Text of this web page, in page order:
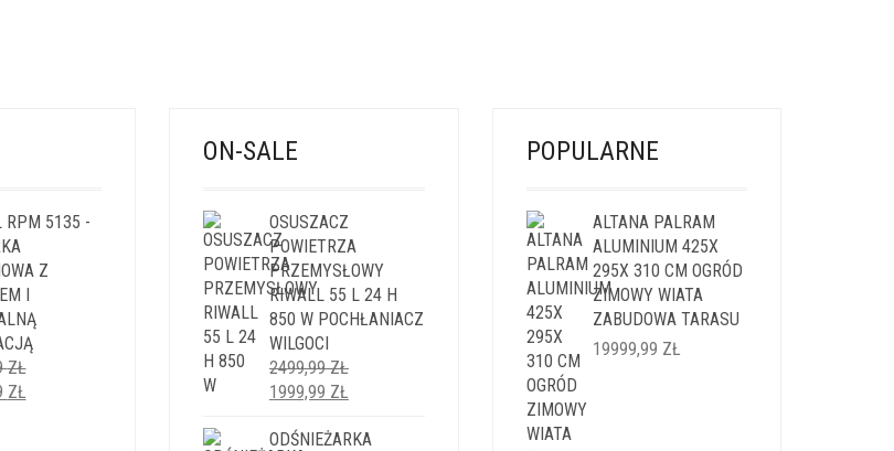
RPM 5135 -
Z
I
ZŁ
ZŁ
ON-SALE
OSUSZACZ
POWIETRZA
PRZEMYSŁOWY
RIWALL 55 L 24 H
850 W POCHŁANIACZ
WILGOCI
2499,99ZŁ
PIERWOTNA
WYNOSIŁA:
1999,99 ZŁ
WYNOSI:
ODŚNIEŻARKA
POPULARNE
ALTANA PALRAM
ALUMINIUM 425X
295X 310 CM OGRÓD
ZIMOWY WIATA
ZABUDOWA TARASU
19999,99 ZŁ